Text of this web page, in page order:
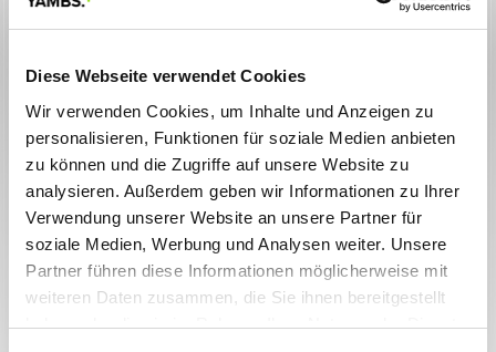
Diese Webseite verwendet Cookies
Wir verwenden Cookies, um Inhalte und Anzeigen zu
personalisieren, Funktionen für soziale Medien anbieten
zu können und die Zugriffe auf unsere Website zu
analysieren. Außerdem geben wir Informationen zu Ihrer
Verwendung unserer Website an unsere Partner für
soziale Medien, Werbung und Analysen weiter. Unsere
Partner führen diese Informationen möglicherweise mit
weiteren Daten zusammen, die Sie ihnen bereitgestellt
haben oder die sie im Rahmen Ihrer Nutzung der Dienste
Belege flexibel kontieren und kennen stets den aktuellen
Liquiditätsstatus. YAMBS.eBeleg wird Ihr einheitliches Interface
sein. Darüber hinaus lässt sich YAMBS.eBeleg auch in unsere
Sammelrechnungen aller Art automatisch und in elektronischer
Form in Ihr SAP® System. Von dort werden sie den
verschiedenen Kostenstellen und Kreditorenkonten zugeordnet.
Belege mit YAMBS.eBeleg bearbeiten - Ihre Vorteile:
Buchen Sie eine Sammelrechnung in einer Gesamtsumme auf
ein Kreditorenkonto.
Aus einer Sammelrechnungsdatei können Sie den Text flexibel